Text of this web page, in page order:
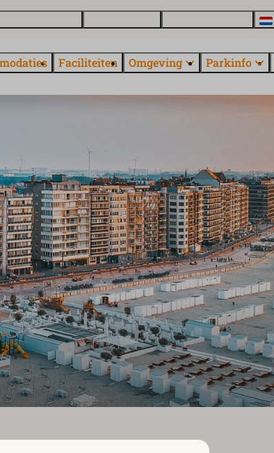
Faciliteiten Omgeving Parkinfo